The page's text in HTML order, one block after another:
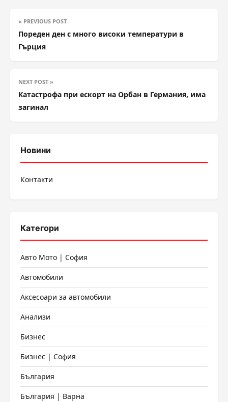
« PREVIOUS POST
Пореден ден с много високи температури в
Гърция
NEXT POST »
Катастрофа при ескорт на Орбан в Германия, има
загинал
Новини
Контакти
Категори
Авто Мото | София
Автомобили
Аксесоари за автомобили
Анализи
Бизнес
Бизнес | София
България
България | Варна